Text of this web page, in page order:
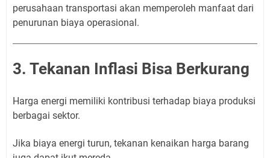
perusahaan transportasi akan memperoleh manfaat dari
penurunan biaya operasional.
3. Tekanan Inflasi Bisa Berkurang
Harga energi memiliki kontribusi terhadap biaya produksi
berbagai sektor.
Jika biaya energi turun, tekanan kenaikan harga barang